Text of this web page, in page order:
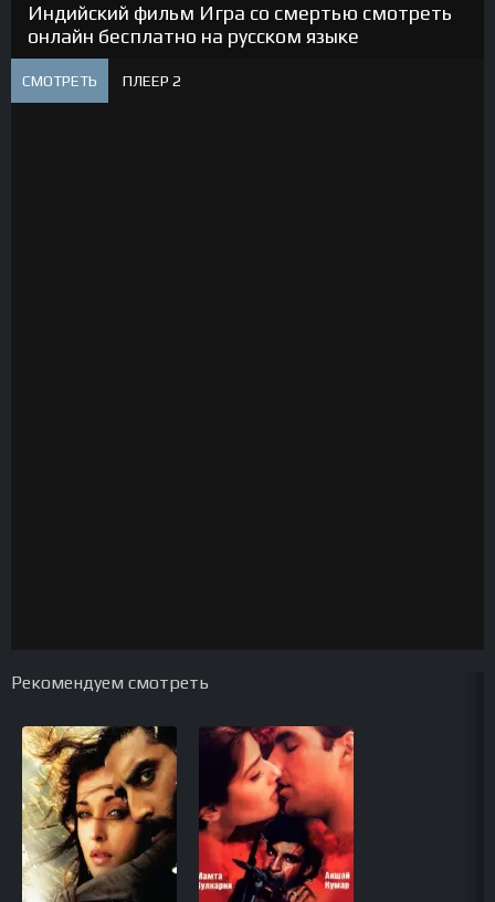
Индийский фильм Игра со смертью смотреть
онлайн бесплатно на русском языке
СМОТРЕТЬ ПЛЕЕР 2
Рекомендуем смотреть